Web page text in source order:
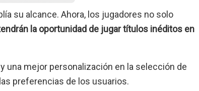
su alcance. Ahora, los jugadores no solo
la oportunidad de jugar títulos inéditos en
una mejor personalización en la selección de
preferencias de los usuarios.